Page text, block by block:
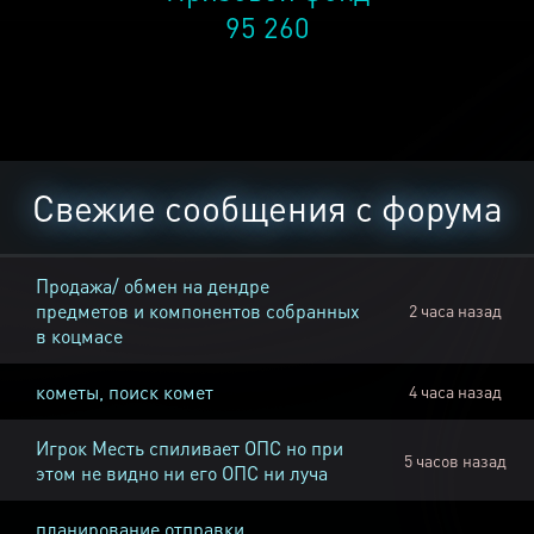
95 260
Свежие сообщения с форума
Продажа/ обмен на дендре
предметов и компонентов собранных
в коцмасе
2 часа назад
кометы, поиск комет 4 часа назад
Игрок Месть спиливает ОПС но при
этом не видно ни его ОПС ни луча
5 часов назад